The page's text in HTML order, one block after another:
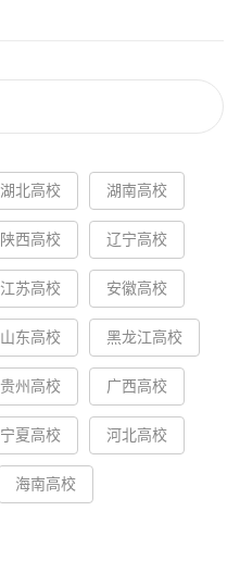
湖北高校 湖南高校
陕西高校 辽宁高校
江苏高校 安徽高校
山东高校 黑龙江高校
贵州高校 广西高校
宁夏高校 河北高校
海南高校